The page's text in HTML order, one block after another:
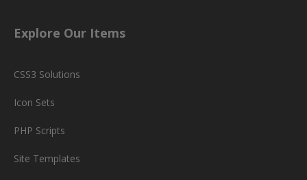
Explore Our Items
CSS3 Solutions
Icon Sets
PHP Scripts
Site Templates